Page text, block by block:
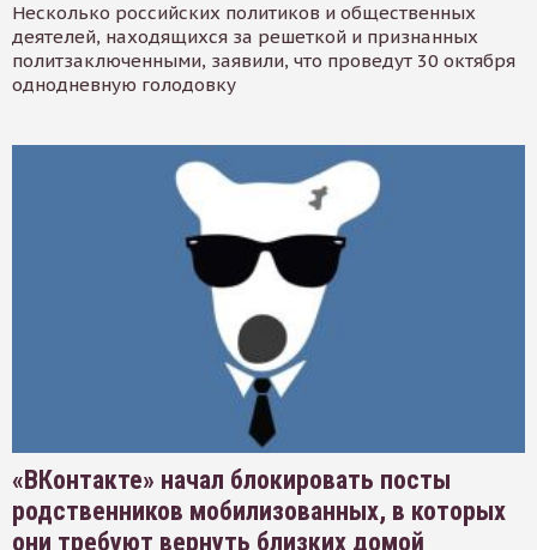
Несколько российских политиков и общественных
деятелей, находящихся за решеткой и признанных
политзаключенными, заявили, что проведут 30 октября
однодневную голодовку
«ВКонтакте» начал блокировать посты
родственников мобилизованных, в которых
они требуют вернуть близких домой